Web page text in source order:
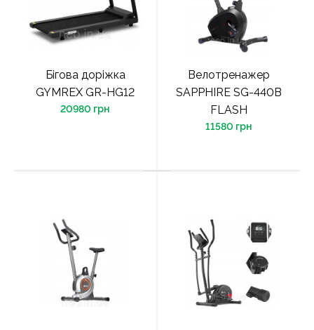
Бігова доріжка
GYMREX GR-HG12
20980 грн
Велотренажер
SAPPHIRE SG-440B
FLASH
11580 грн